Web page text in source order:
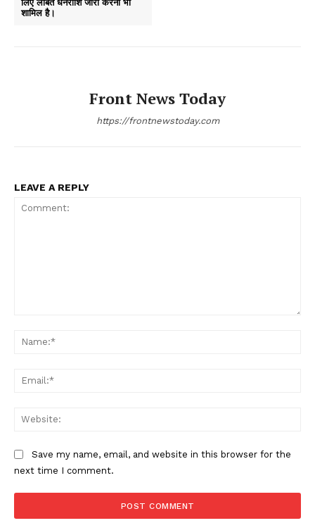
शामिल है।
Front News Today
https://frontnewstoday.com
LEAVE A REPLY
Save my name, email, and website in this browser for the
next time I comment.